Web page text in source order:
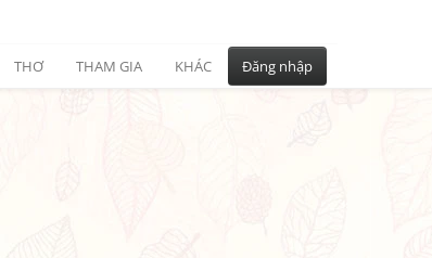
THƠ THAM GIA KHÁC Đăng nhập